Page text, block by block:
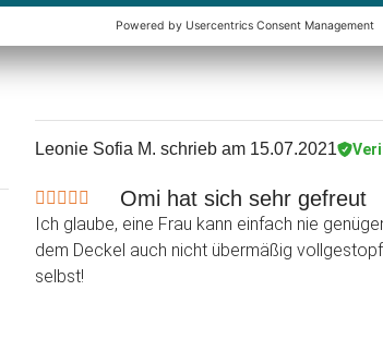
Leonie Sofia M. schrieb am 15.07.2021
Omi hat sich sehr gefreut
Ich glaube, eine Frau kann einfach nie
dem Deckel auch nicht übermäßig
selbst!